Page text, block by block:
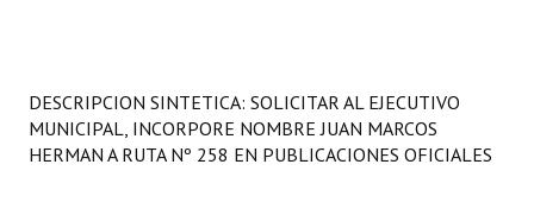
LEGISLACIÓN
DESCRIPCION SINTETICA: SOLICITAR AL EJECUTIVO
MUNICIPAL, INCORPORE NOMBRE JUAN MARCOS
HERMAN A RUTA Nº 258 EN PUBLICACIONES OFICIALES